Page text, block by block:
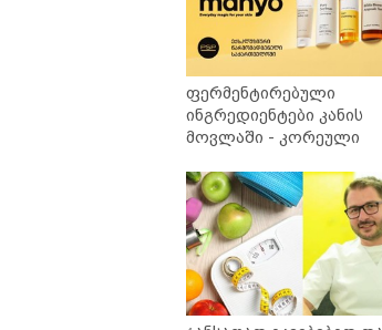
ფერმენტირებული
ინგრედიენტები კანის
მოვლაში - კორეული
საქართველოშია